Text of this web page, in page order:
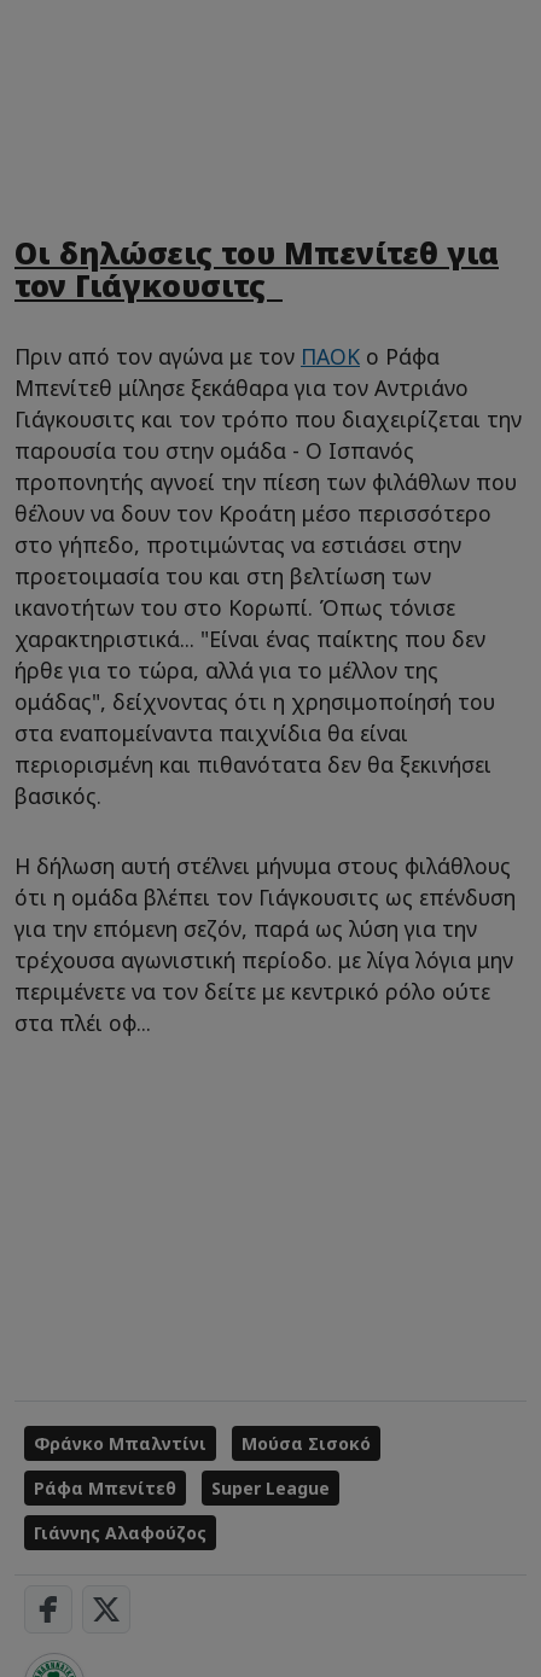
Οι δηλώσεις του Μπενίτεθ για
τον Γιάγκουσιτς
Πριν από τον αγώνα με τον ΠΑΟΚ ο Ράφα
Μπενίτεθ μίλησε ξεκάθαρα για τον Αντριάνο
Γιάγκουσιτς και τον τρόπο που διαχειρίζεται την
παρουσία του στην ομάδα - Ο Ισπανός
προπονητής αγνοεί την πίεση των φιλάθλων που
θέλουν να δουν τον Κροάτη μέσο περισσότερο
στο γήπεδο, προτιμώντας να εστιάσει στην
προετοιμασία του και στη βελτίωση των
ικανοτήτων του στο Κορωπί. Όπως τόνισε
χαρακτηριστικά... "Eίναι ένας παίκτης που δεν
ήρθε για το τώρα, αλλά για το μέλλον της
ομάδας", δείχνοντας ότι η χρησιμοποίησή του
στα εναπομείναντα παιχνίδια θα είναι
περιορισμένη και πιθανότατα δεν θα ξεκινήσει
βασικός.
Η δήλωση αυτή στέλνει μήνυμα στους φιλάθλους
ότι η ομάδα βλέπει τον Γιάγκουσιτς ως επένδυση
για την επόμενη σεζόν, παρά ως λύση για την
τρέχουσα αγωνιστική περίοδο. με λίγα λόγια μην
περιμένετε να τον δείτε με κεντρικό ρόλο ούτε
στα πλέι οφ...
Φράνκο Μπαλντίνι
Μούσα Σισοκό
Ράφα Μπενίτεθ
Super League
Γιάννης Αλαφούζος